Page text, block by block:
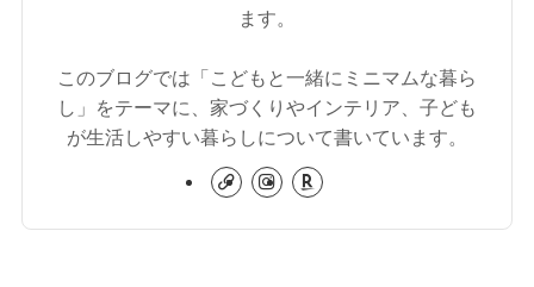
ます。
このブログでは「こどもと一緒にミニマムな暮ら
し」をテーマに、家づくりやインテリア、子ども
が生活しやすい暮らしについて書いています。